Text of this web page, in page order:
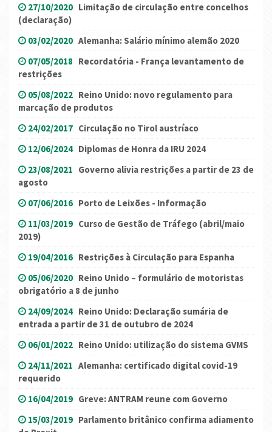
27/10/2020 Limitação de circulação entre concelhos
(declaração)
03/02/2020 Alemanha: Salário mínimo alemão 2020
07/05/2018 Recordatória - França levantamento de
restrições
05/08/2022 Reino Unido: novo regulamento para
marcação de produtos
24/02/2017 Circulação no Tirol austríaco
12/06/2024 Diplomas de Honra da IRU 2024
23/08/2021 Governo alivia restrições a partir de 23 de
agosto
07/06/2016 Porto de Leixões - Informação
11/03/2019 Curso de Gestão de Tráfego (abril/maio
2019)
19/04/2016 Restrições à Circulação para Espanha
05/06/2020 Reino Unido – formulário de motoristas
obrigatório a 8 de junho
24/09/2024 Reino Unido: Declaração sumária de
entrada a partir de 31 de outubro de 2024
06/01/2022 Reino Unido: utilização do sistema GVMS
24/11/2021 Alemanha: certificado digital covid-19
requerido
16/04/2019 Greve: ANTRAM reune com Governo
15/03/2019 Parlamento britânico confirma adiamento